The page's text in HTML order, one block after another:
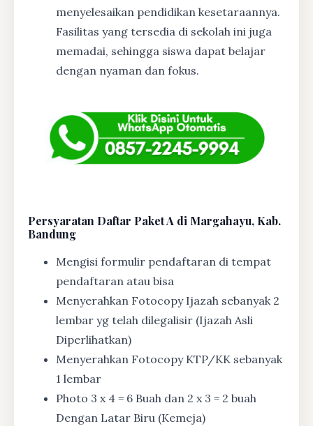
menyelesaikan pendidikan kesetaraannya.
Fasilitas yang tersedia di sekolah ini juga
memadai, sehingga siswa dapat belajar
dengan nyaman dan fokus.
Persyaratan Daftar Paket A di Margahayu, Kab.
Bandung
Mengisi formulir pendaftaran di tempat
pendaftaran atau bisa
Menyerahkan Fotocopy Ijazah sebanyak 2
lembar yg telah dilegalisir (Ijazah Asli
Diperlihatkan)
Menyerahkan Fotocopy KTP/KK sebanyak
1 lembar
Photo 3 x 4 = 6 Buah dan 2 x 3 = 2 buah
Dengan Latar Biru (Kemeja)